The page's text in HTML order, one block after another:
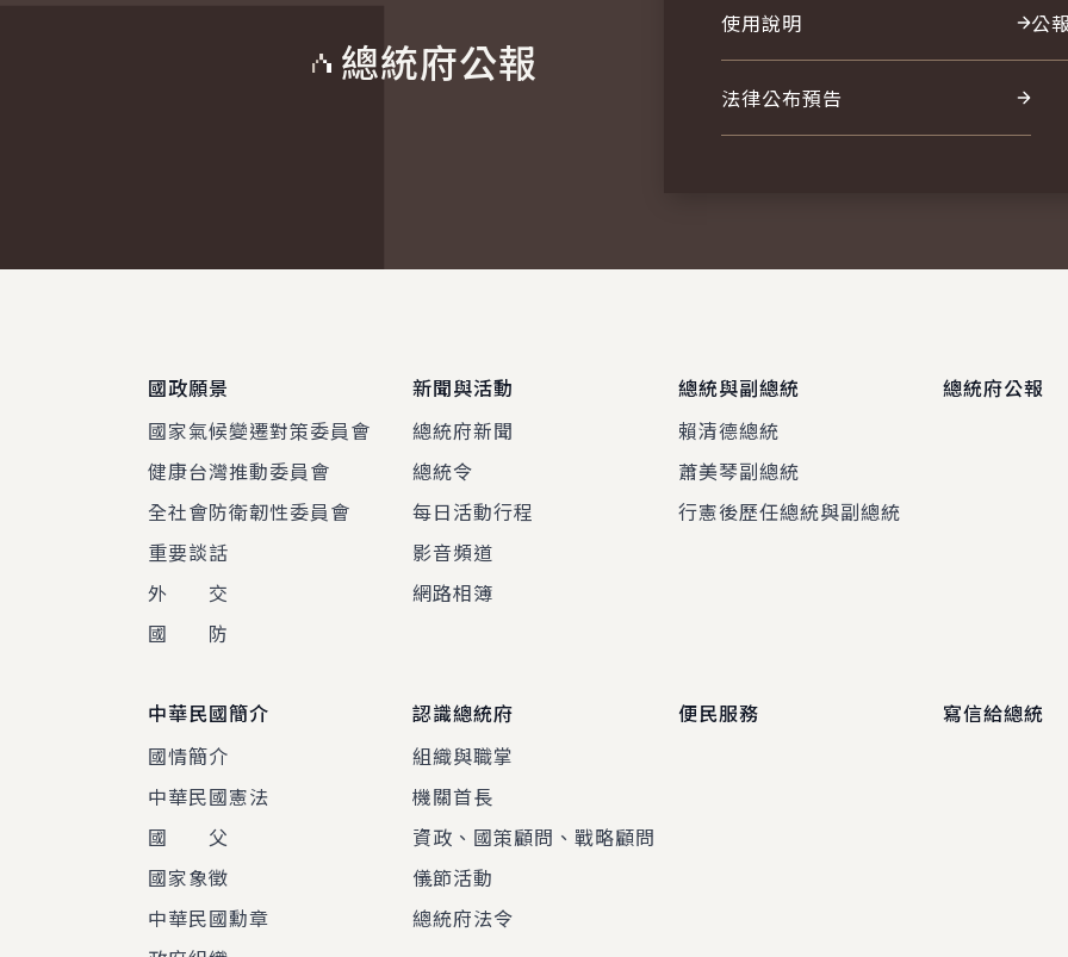
總統府公報
使用說明 公
法律公布預告
國政願景
國家氣候變遷對策委員會
健康台灣推動委員會
全社會防衛韌性委員會
重要談話
外 交
國 防
新聞與活動
總統府新聞
總統令
每日活動行程
影音頻道
網路相簿
總統與副總統
賴清德總統
蕭美琴副總統
行憲後歷任總統與副總統
總統府公報
中華民國簡介
國情簡介
中華民國憲法
國 父
國家象徵
中華民國勳章
認識總統府
組織與職掌
機關首長
資政、國策顧問、戰略顧問
儀節活動
總統府法令
便民服務 寫信給總統